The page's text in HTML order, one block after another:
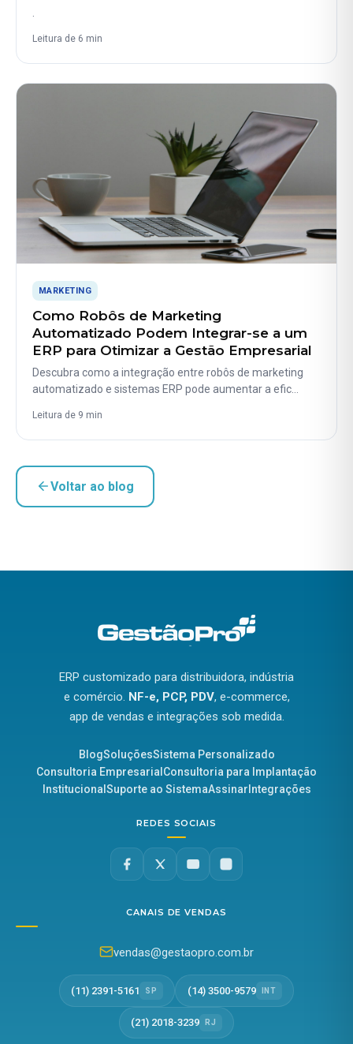
Leitura de 6 min
MARKETING
Como Robôs de Marketing
Automatizado Podem Integrar-se a um
ERP para Otimizar a Gestão Empresarial
Descubra como a integração entre robôs de marketing
automatizado e sistemas ERP pode aumentar a efic…
Leitura de 9 min
Voltar ao blog
ERP customizado para distribuidora, indústria
e comércio. NF-e, PCP, PDV, e-commerce,
app de vendas e integrações sob medida.
BlogSoluçõesSistema Personalizado
Consultoria EmpresarialConsultoria para Implantação
InstitucionalSuporte ao SistemaAssinarIntegrações
REDES SOCIAIS
CANAIS DE VENDAS
vendas@gestaopro.com.br
(11) 2391-5161 SP (14) 3500-9579 INT
(21) 2018-3239 RJ